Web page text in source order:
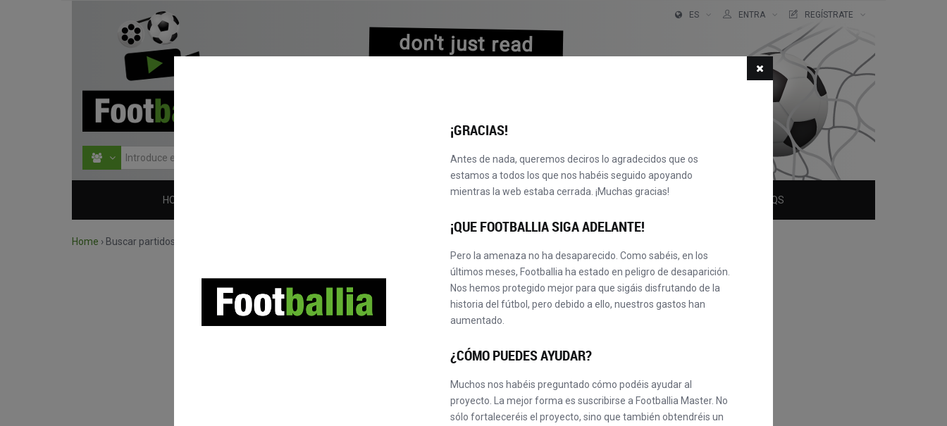
don't just read
ES ENTRA REGÍSTRATE
HOME ¡OBTÉN TU MASTER! FAQS
Home › Buscar partidos por competición
¡GRACIAS!
Antes de nada, queremos deciros lo agradecidos que os
estamos a todos los que nos habéis seguido apoyando
mientras la web estaba cerrada. ¡Muchas gracias!
¡QUE FOOTBALLIA SIGA ADELANTE!
Pero la amenaza no ha desaparecido. Como sabéis, en los
últimos meses, Footballia ha estado en peligro de desaparición.
Nos hemos protegido mejor para que sigáis disfrutando de la
historia del fútbol, pero debido a ello, nuestros gastos han
aumentado.
¿CÓMO PUEDES AYUDAR?
Muchos nos habéis preguntado cómo podéis ayudar al
proyecto. La mejor forma es suscribirse a Footballia Master. No
sólo fortaleceréis el proyecto, sino que también obtendréis un